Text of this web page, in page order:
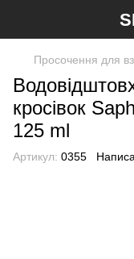
Просочення для
кросівок
125 ml
Артикул: 0355